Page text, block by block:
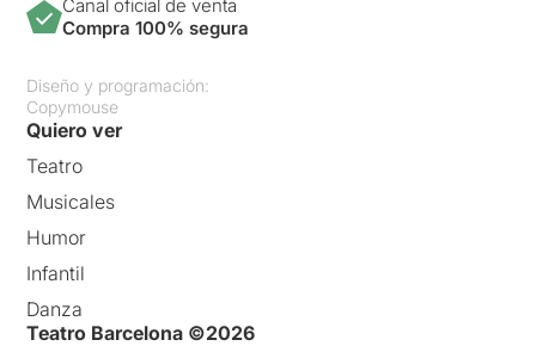
Canal oficial de venta
Compra 100% segura
Diseño y programación:
Copymouse
Quiero ver
Teatro
Musicales
Humor
Infantil
Danza
Teatro Barcelona ©2026